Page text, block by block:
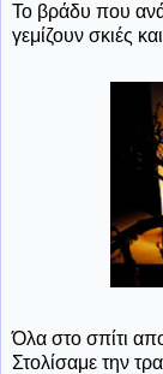
Το βράδυ που
γεμίζουν σκιές
Όλα στο σπίτι
Στολίσαμε την